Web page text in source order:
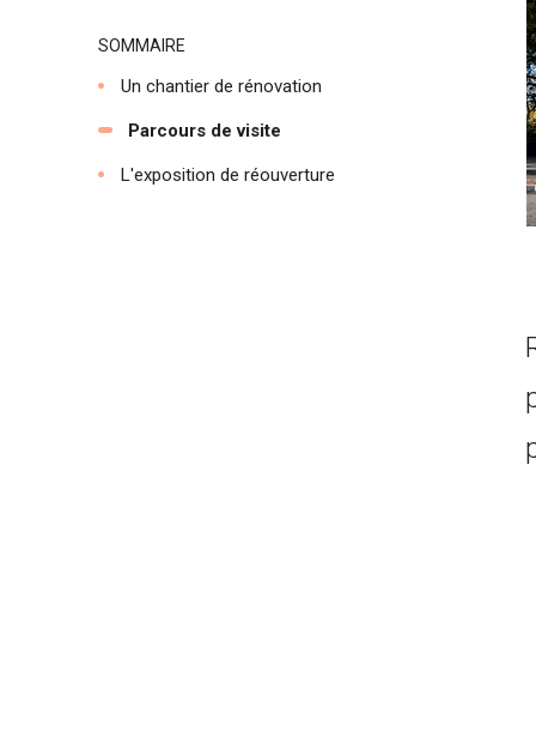
SOMMAIRE
Un chantier de rénovation
Parcours de visite
L'exposition de réouverture